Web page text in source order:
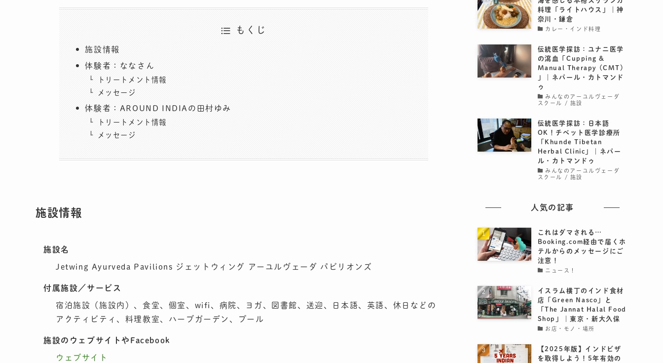
もくじ
施設情報
体験者：ななさん
トリートメント情報
メッセージ
体験者：AROUND INDIAの田村ゆみ
トリートメント情報
メッセージ
施設情報
施設名
Jetwing Ayurveda Pavilions ジェットウィング アーユルヴェーダ パビリオンズ
付属施設／サービス
宿泊施設（施設内）、食堂、個室、wifi、病院、ヨガ、図書館、送迎、日本語、英語、休日などの
アクティビティ、料理教室、ハーブガーデン、プール
施設のウェブサイトやFacebook
ウェブサイト
料理「ライトハウス」｜神
奈川・鎌倉
カレー・インド料理
伝統医学探訪：ユナニ医学
の瀉血「Cupping &
Manual Therapy (CMT)
」｜ネパール・カトマンド
ゥ
みんなのアーユルヴェーダ
スクール / 施設
伝統医学探訪：日本語
OK！チベット医学診療所
「Khunde Tibetan
Herbal Clinic」｜ネパー
ル・カトマンドゥ
みんなのアーユルヴェーダ
スクール / 施設
人気の記事
これはダマされる…
Booking.com経由で届くホ
テルからのメッセージにご
注意！
ニュース！
イスラム横丁のインド食材
店「Green Nasco」と
「The Jannat Halal Food
Shop」｜東京・新大久保
お店・モノ・場所
【2025年版】インドビザ
を取得しよう！5年有効の